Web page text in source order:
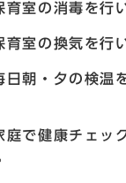
室の消毒を行
室の換気を行い
朝・夕の検温
で健康チェッ